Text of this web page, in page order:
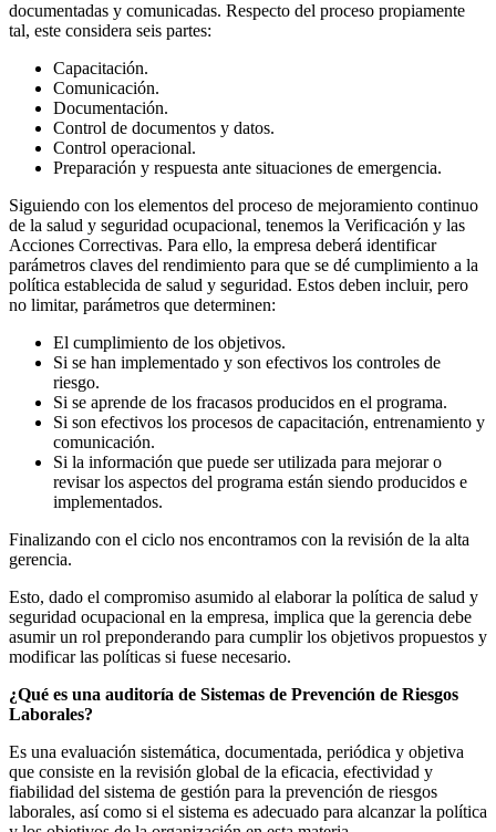
documentadas y comunicadas. Respecto del proceso propiamente
tal, este considera seis partes:
Capacitación.
Comunicación.
Documentación.
Control de documentos y datos.
Control operacional.
Preparación y respuesta ante situaciones de emergencia.
Siguiendo con los elementos del proceso de mejoramiento continuo
de la salud y seguridad ocupacional, tenemos la Verificación y las
Acciones Correctivas. Para ello, la empresa deberá identificar
parámetros claves del rendimiento para que se dé cumplimiento a la
política establecida de salud y seguridad. Estos deben incluir, pero
no limitar, parámetros que determinen:
El cumplimiento de los objetivos.
Si se han implementado y son efectivos los controles de
riesgo.
Si se aprende de los fracasos producidos en el programa.
Si son efectivos los procesos de capacitación, entrenamiento y
comunicación.
Si la información que puede ser utilizada para mejorar o
revisar los aspectos del programa están siendo producidos e
implementados.
Finalizando con el ciclo nos encontramos con la revisión de la alta
gerencia.
Esto, dado el compromiso asumido al elaborar la política de salud y
seguridad ocupacional en la empresa, implica que la gerencia debe
asumir un rol preponderando para cumplir los objetivos propuestos y
modificar las políticas si fuese necesario.
¿Qué es una auditoría de Sistemas de Prevención de Riesgos
Laborales?
Es una evaluación sistemática, documentada, periódica y objetiva
que consiste en la revisión global de la eficacia, efectividad y
fiabilidad del sistema de gestión para la prevención de riesgos
laborales, así como si el sistema es adecuado para alcanzar la política